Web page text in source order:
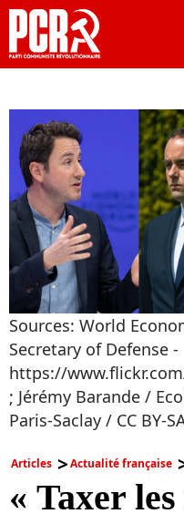
Sources: World
Secretary of Defense -
https://
; Jérémy Barande /
Paris-Saclay / CC BY-
Articles Actualité française
« Taxer